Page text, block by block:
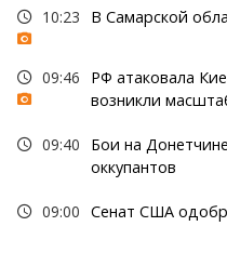
10:23 В Самарской
09:46
РФ атаковала
возникли
09:40
Бои на
оккупантов
09:00 Сенат США